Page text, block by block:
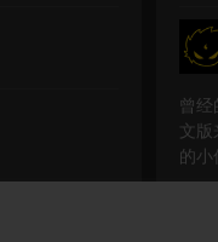
以选择多种
曾经
文
的小